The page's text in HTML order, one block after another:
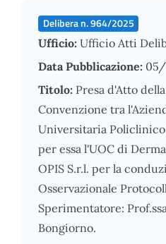
Delibera n. 964/2025
Ufficio: Ufficio Atti
Data Pubblicazione:
Titolo: Presa d'Atto
Convenzione tra
Universitaria Policlinico
per essa l'UOC di
OPIS S.r.l. per la
Osservazionale
Sperimentatore:
Bongiorno.